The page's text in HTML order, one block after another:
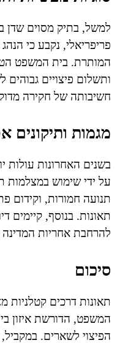
למשל, בתיק מסוים שדן
פריפריאלי, נקבע כי
המותרת. בית המשפט
ותשלום פיצויים
חשיבותה של חקירה
מגמות ותיקונים
בשנים האחרונות עולות
על ידי שימוש במצלמות
תנועה חמורות, וקידום
תאונות. בנוסף, קיימים
להרחבת אחריות
סיכום
תאונות דרכים
המשפט, הדורשת איזון
הפיצוי לשארים.